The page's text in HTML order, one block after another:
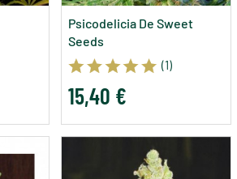
Psicodelicia De Sweet
Seeds
(1)
15,40 €